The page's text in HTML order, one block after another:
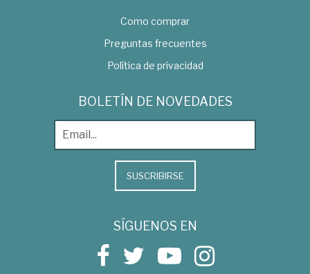
Como comprar
Preguntas frecuentes
Política de privacidad
BOLETÍN DE NOVEDADES
SUSCRIBIRSE
SÍGUENOS EN